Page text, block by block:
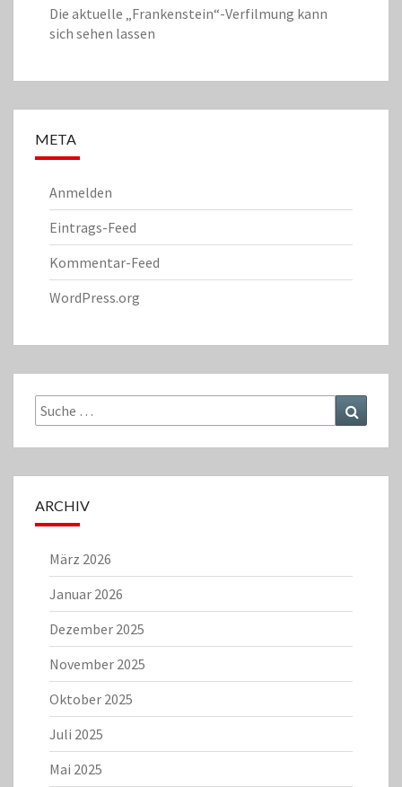
Die aktuelle „Frankenstein“-Verfilmung kann
sich sehen lassen
META
Anmelden
Eintrags-Feed
Kommentar-Feed
WordPress.org
Suche
nach:
ARCHIV
März 2026
Januar 2026
Dezember 2025
November 2025
Oktober 2025
Juli 2025
Mai 2025